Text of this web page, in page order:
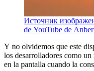
Источник
de YouTube de
Y no olvidemos que este
los desarrolladores como
en la pantalla cuando la